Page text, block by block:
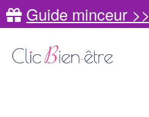
Guide minceur >>